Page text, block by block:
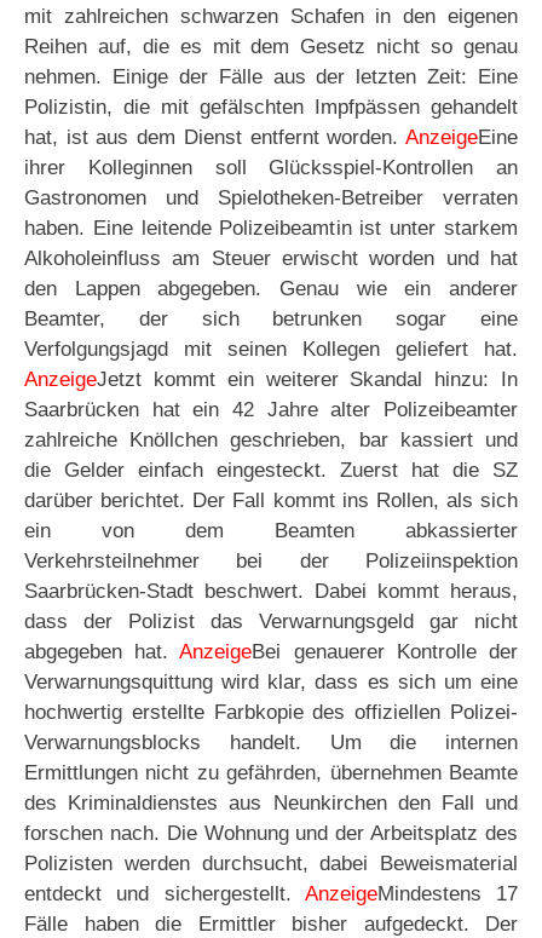
mit zahlreichen schwarzen Schafen in den eigenen
Reihen auf, die es mit dem Gesetz nicht so genau
nehmen. Einige der Fälle aus der letzten Zeit: Eine
Polizistin, die mit gefälschten Impfpässen gehandelt
hat, ist aus dem Dienst entfernt worden. AnzeigeEine
ihrer Kolleginnen soll Glücksspiel-Kontrollen an
Gastronomen und Spielotheken-Betreiber verraten
haben. Eine leitende Polizeibeamtin ist unter starkem
Alkoholeinfluss am Steuer erwischt worden und hat
den Lappen abgegeben. Genau wie ein anderer
Beamter, der sich betrunken sogar eine
Verfolgungsjagd mit seinen Kollegen geliefert hat.
AnzeigeJetzt kommt ein weiterer Skandal hinzu: In
Saarbrücken hat ein 42 Jahre alter Polizeibeamter
zahlreiche Knöllchen geschrieben, bar kassiert und
die Gelder einfach eingesteckt. Zuerst hat die SZ
darüber berichtet. Der Fall kommt ins Rollen, als sich
ein von dem Beamten abkassierter
Verkehrsteilnehmer bei der Polizeiinspektion
Saarbrücken-Stadt beschwert. Dabei kommt heraus,
dass der Polizist das Verwarnungsgeld gar nicht
abgegeben hat.AnzeigeBei genauerer Kontrolle der
Verwarnungsquittung wird klar, dass es sich um eine
hochwertig erstellte Farbkopie des offiziellen Polizei-
Verwarnungsblocks handelt. Um die internen
Ermittlungen nicht zu gefährden, übernehmen Beamte
des Kriminaldienstes aus Neunkirchen den Fall und
forschen nach. Die Wohnung und der Arbeitsplatz des
Polizisten werden durchsucht, dabei Beweismaterial
entdeckt und sichergestellt. AnzeigeMindestens 17
Fälle haben die Ermittler bisher aufgedeckt. Der